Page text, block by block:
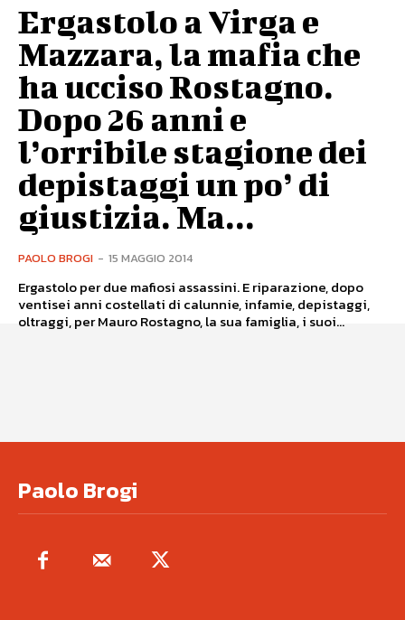
Ergastolo a Virga e
Mazzara, la mafia che
ha ucciso Rostagno.
Dopo 26 anni e
l’orribile stagione dei
depistaggi un po’ di
giustizia. Ma...
PAOLO BROGI - 15 MAGGIO 2014
Ergastolo per due mafiosi assassini. E riparazione, dopo
ventisei anni costellati di calunnie, infamie, depistaggi,
oltraggi, per Mauro Rostagno, la sua famiglia, i suoi...
Paolo Brogi